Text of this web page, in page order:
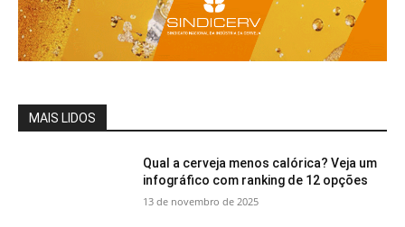
MAIS LIDOS
Qual a cerveja menos calórica? Veja um
infográfico com ranking de 12 opções
13 de novembro de 2025